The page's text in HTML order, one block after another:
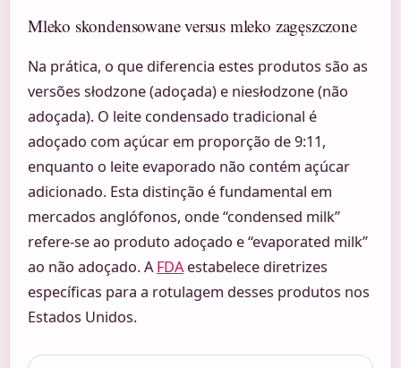
Mleko skondensowane versus mleko zagęszczone
Na prática, o que diferencia estes produtos são as
versões słodzone (adoçada) e niesłodzone (não
adoçada). O leite condensado tradicional é
adoçado com açúcar em proporção de 9:11,
enquanto o leite evaporado não contém açúcar
adicionado. Esta distinção é fundamental em
mercados anglófonos, onde “condensed milk”
refere-se ao produto adoçado e “evaporated milk”
ao não adoçado. AFDAestabelece diretrizes
específicas para a rotulagem desses produtos nos
Estados Unidos.